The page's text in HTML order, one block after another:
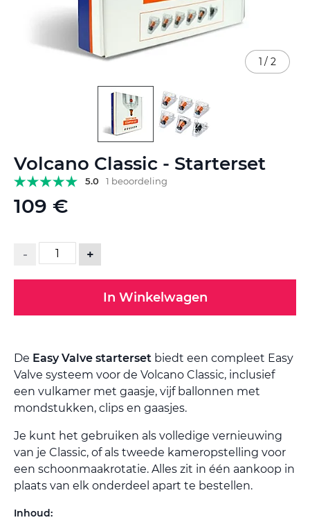
Volcano Classic - Starterset
5.0 1 beoordeling
109 €
- +
In Winkelwagen
De Easy Valve starterset biedt een compleet Easy
Valve systeem voor de Volcano Classic, inclusief
een vulkamer met gaasje, vijf ballonnen met
mondstukken, clips en gaasjes.
Je kunt het gebruiken als volledige vernieuwing
van je Classic, of als tweede kameropstelling voor
een schoonmaakrotatie. Alles zit in één aankoop in
plaats van elk onderdeel apart te bestellen.
Inhoud:
1 / 2
naar
het
begin
van
gallerij